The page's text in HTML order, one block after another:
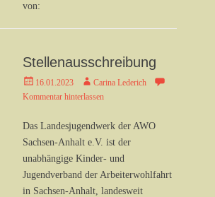
von:
Stellenausschreibung
Veröffentlicht
am
16.01.2023 AutorCarina Lederich
Kommentar hinterlassen
Das Landesjugendwerk der AWO
Sachsen-Anhalt e.V. ist der
unabhängige Kinder- und
Jugendverband der Arbeiterwohlfahrt
in Sachsen-Anhalt, landesweit